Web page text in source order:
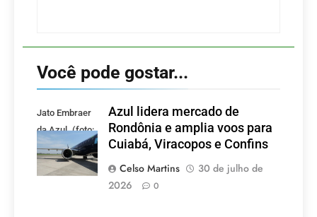
Você pode gostar...
Jato Embraer
da Azul. (foto:
Tudo Viagem)
Azul lidera mercado de
Rondônia e amplia voos para
Cuiabá, Viracopos e Confins
Celso Martins
30 de julho de
2026
0